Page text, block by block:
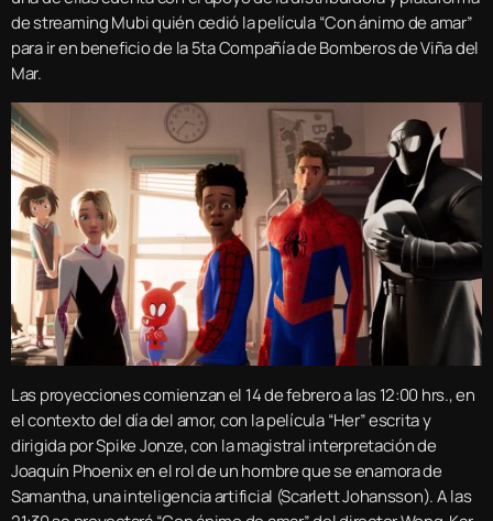
de streaming Mubi quién cedió la película “Con ánimo de amar”
para ir en beneficio de la 5ta Compañía de Bomberos de Viña del
Mar.
Las proyecciones comienzan el 14 de febrero a las 12:00 hrs., en
el contexto del día del amor, con la película “Her” escrita y
dirigida por Spike Jonze, con la magistral interpretación de
Joaquín Phoenix en el rol de un hombre que se enamora de
Samantha, una inteligencia artificial (Scarlett Johansson). A las